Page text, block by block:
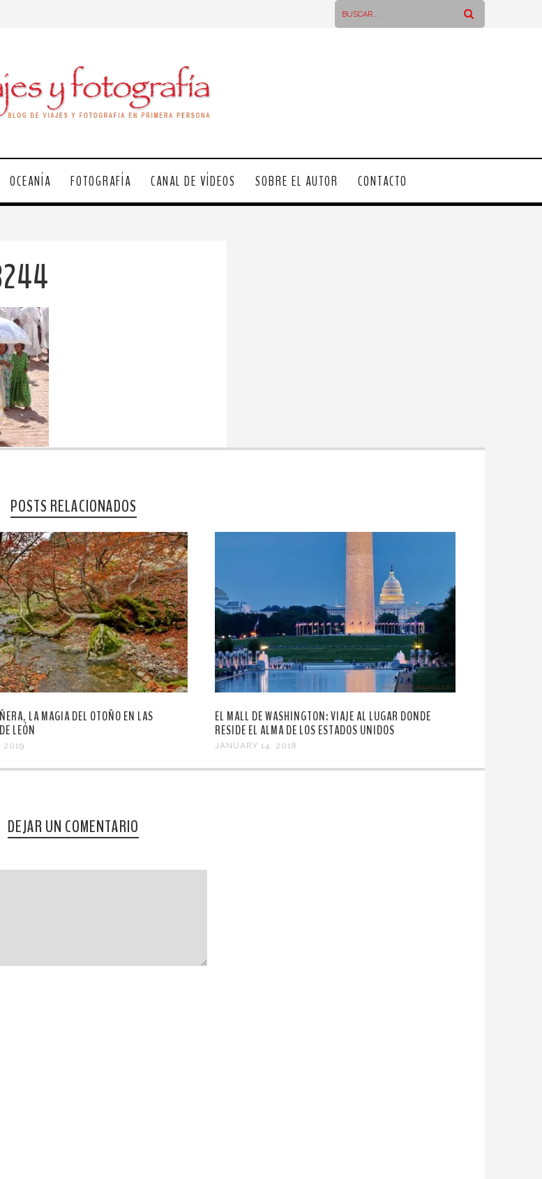
OCEANÍA FOTOGRAFÍA CANAL DE VÍDEOS SOBRE EL AUTOR CONTACTO
POSTS RELACIONADOS
LA MAGIA DEL OTOÑO EN LAS
LEÓN
2019
EL MALL DE WASHINGTON: VIAJE AL LUGAR DONDE
RESIDE EL ALMA DE LOS ESTADOS UNIDOS
JANUARY 14, 2018
DEJAR UN COMENTARIO